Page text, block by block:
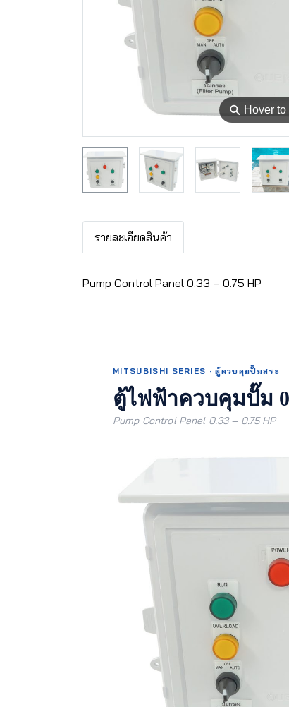
⚲ Hover to
รายละเอียดสินค้า
Pump Control Panel 0.33 – 0.75 HP
MITSUBISHI SERIES · ตู้ควบคุมปั๊มสระ
ตู้ไฟฟ้าควบคุมปั๊ม
Pump Control Panel 0.33 – 0.75 HP